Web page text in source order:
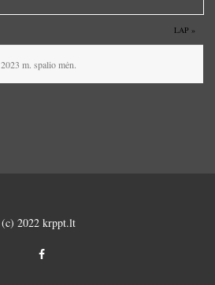
2023 m. spalio mėn.
LAP »
(c) 2022 krppt.lt